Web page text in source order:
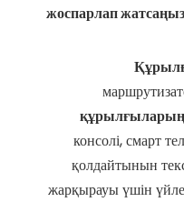
жоспарлап
консолі, смарт
қолдайтынын
жарқырауы үшін